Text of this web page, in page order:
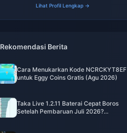
Lihat Profil Lengkap →
Rekomendasi Berita
Cara Menukarkan Kode NCRCKYT8EF
untuk Eggy Coins Gratis (Agu 2026)
Taka Live 1.2.11 Baterai Cepat Boros
Setelah Pembaruan Juli 2026?